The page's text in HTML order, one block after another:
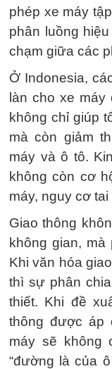
phép xe máy
phân luồng
chạm giữa các
Ở Indonesia,
làn cho xe máy
không chỉ giúp
mà còn giảm
máy và ô tô.
không còn cơ
máy, nguy cơ
Giao thông
không gian,
Khi văn hóa
thì sự phân
thiết. Khi đề
thông được áp
máy sẽ không
“đường là của